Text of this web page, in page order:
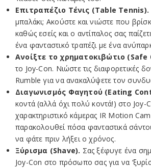
Επιτραπέζιο Τένις (Table Tennis).
μπαλάκι; Ακούστε και νιώστε που
καθώς εσείς και ο αντίπαλος σας
ένα φανταστικό τραπέζι με ένα
Ανοίξτε το χρηματοκιβώτιο (Safe
το Joy-Con. Νιώστε τις διαφορετικές
Rumble για να ανακαλύψετε τον
Διαγωνισμός Φαγητού (Eating
κοντά (αλλά όχι πολύ κοντά!) στο Joy-
χαρακτηριστικό κάμερας IR Motion
παρακολουθεί πόσα φανταστικά
να φάτε πριν λήξει ο χρόνος.
Ξύρισμα (Shave). Σας ξέφυγε ένα
Joy-Con στο πρόσωπο σας για να